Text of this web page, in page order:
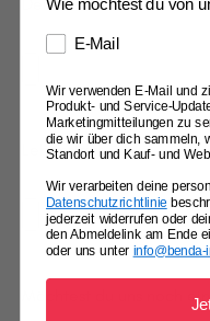
Dein Anschreiben
Lebenslauf
Möchtest du uns noch
Wie möchtest du von
E-Mail
Wir verwenden E-Mail und
Produkt- und Service-
Marketingmitteilungen zu
die wir über dich sammeln,
Standort und Kauf- und
Wir verarbeiten deine
Datenschutzrichtlinie
jederzeit widerrufen oder
den Abmeldelink am Ende
oder uns unter